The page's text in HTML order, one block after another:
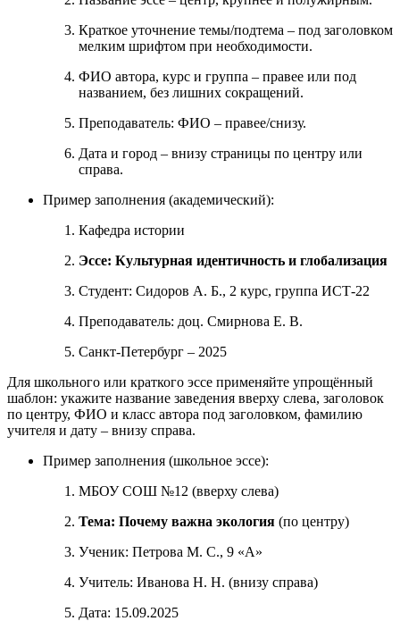
Краткое уточнение темы/подтема – под заголовком
мелким шрифтом при необходимости.
ФИО автора, курс и группа – правее или под
названием, без лишних сокращений.
Преподаватель: ФИО – правее/снизу.
Дата и город – внизу страницы по центру или
справа.
Пример заполнения (академический):
Кафедра истории
Эссе: Культурная идентичность и глобализация
Студент: Сидоров А. Б., 2 курс, группа ИСТ-22
Преподаватель: доц. Смирнова Е. В.
Санкт-Петербург – 2025
Для школьного или краткого эссе применяйте упрощённый
шаблон: укажите название заведения вверху слева, заголовок
по центру, ФИО и класс автора под заголовком, фамилию
учителя и дату – внизу справа.
Пример заполнения (школьное эссе):
МБОУ СОШ №12 (вверху слева)
Тема: Почему важна экология (по центру)
Ученик: Петрова М. С., 9 «А»
Учитель: Иванова Н. Н. (внизу справа)
Дата: 15.09.2025